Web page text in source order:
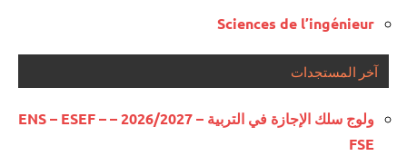
Sciences de l’ingénieur
آخر المستجدات
ولوج سلك الإجازة في التربية – 2026/2027 – ENS – ESEF –
FSE